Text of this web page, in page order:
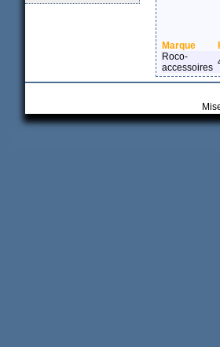
Marque
Roco-
accessoires